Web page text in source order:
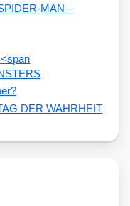
MAN –
DER WAHRHEIT